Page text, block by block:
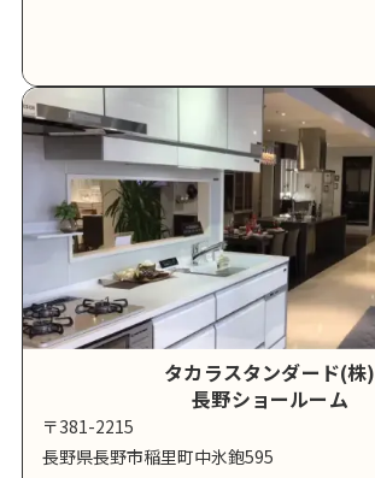
タカラスタンダード(株)
長野ショールーム
〒381-2215
長野県長野市稲里町中氷鉋595